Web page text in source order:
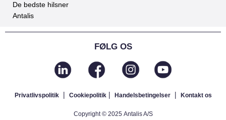
De bedste hilsner
Antalis
FØLG OS
Privatlivspolitik | Cookiepolitik | Handelsbetingelser | Kontakt os
Copyright © 2025 Antalis A/S